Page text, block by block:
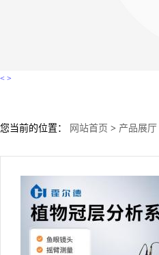
< >
您当前的位置： 网站首页 > 产品展厅